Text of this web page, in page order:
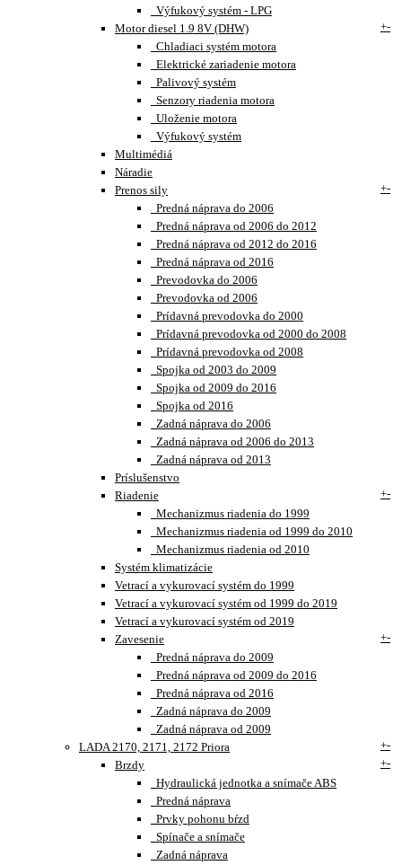
Výfukový systém - LPG
Motor diesel 1.9 8V (DHW)
+-
Chladiaci systém motora
Elektrické zariadenie motora
Palivový systém
Senzory riadenia motora
Uloženie motora
Výfukový systém
Multimédiá
Náradie
Prenos sily
+-
Predná náprava do 2006
Predná náprava od 2006 do 2012
Predná náprava od 2012 do 2016
Predná náprava od 2016
Prevodovka do 2006
Prevodovka od 2006
Prídavná prevodovka do 2000
Prídavná prevodovka od 2000 do 2008
Prídavná prevodovka od 2008
Spojka od 2003 do 2009
Spojka od 2009 do 2016
Spojka od 2016
Zadná náprava do 2006
Zadná náprava od 2006 do 2013
Zadná náprava od 2013
Príslušenstvo
Riadenie
+-
Mechanizmus riadenia do 1999
Mechanizmus riadenia od 1999 do 2010
Mechanizmus riadenia od 2010
Systém klimatizácie
Vetrací a vykurovací systém do 1999
Vetrací a vykurovací systém od 1999 do 2019
Vetrací a vykurovací systém od 2019
Zavesenie
+-
Predná náprava do 2009
Predná náprava od 2009 do 2016
Predná náprava od 2016
Zadná náprava do 2009
Zadná náprava od 2009
LADA 2170, 2171, 2172 Priora
+-
Brzdy
+-
Hydraulická jednotka a snímače ABS
Predná náprava
Prvky pohonu bŕzd
Spínače a snímače
Zadná náprava